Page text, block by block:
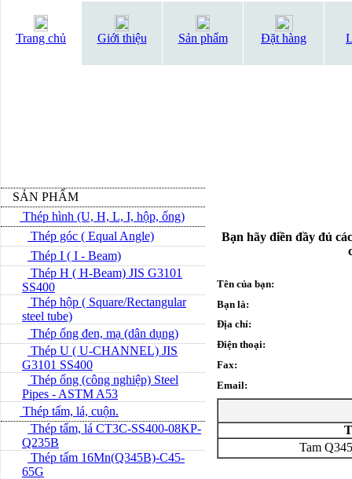
Trang chủ Giới thiệu Sản phẩm Đặt hàng
SẢN PHẨM
Thép hình (U, H, L, I, hộp, ống)
Thép góc ( Equal Angle)
Thép I ( I - Beam)
Thép H ( H-Beam) JIS G3101
SS400
Thép hộp ( Square/Rectangular
steel tube)
Thép ống đen, mạ (dân dụng)
Thép U ( U-CHANNEL) JIS
G3101 SS400
Thép ống (công nghiệp) Steel
Pipes - ASTM A53
Thép tấm, lá, cuộn.
Thép tấm, lá CT3C-SS400-08KP-
Q235B
Thép tấm 16Mn(Q345B)-C45-
65G
Bạn hãy điền đầy đủ
Tên của bạn:
Bạn là:
Địa chỉ:
Điện thoại:
Fax:
Email:
Tam